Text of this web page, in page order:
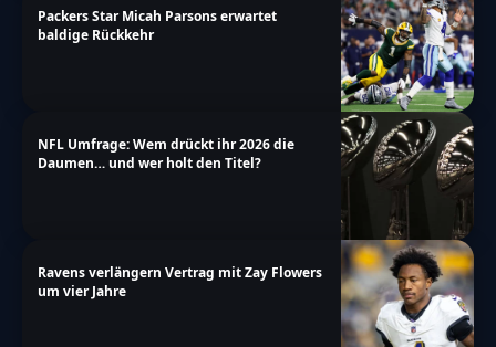
Packers Star Micah Parsons erwartet
baldige Rückkehr
NFL Umfrage: Wem drückt ihr 2026 die
Daumen… und wer holt den Titel?
Ravens verlängern Vertrag mit Zay Flowers
um vier Jahre